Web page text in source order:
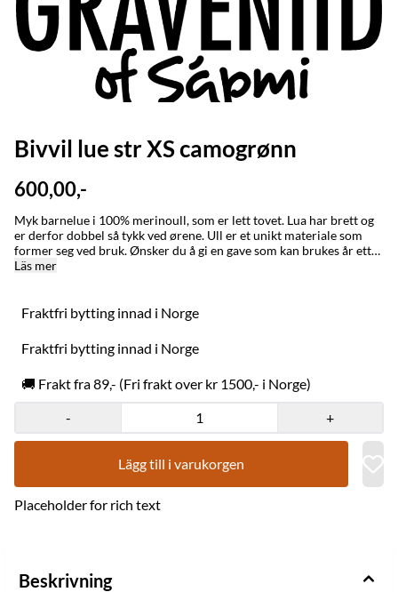
Bivvil lue str XS camogrønn
600,00,-
Myk barnelue i 100% merinoull, som er lett tovet. Lua har brett og
er derfor dobbel så tykk ved ørene. Ull er et unikt materiale som
former seg ved bruk. Ønsker du å gi en gave som kan brukes år etter
år så anbefaler vi denne på det varmeste. Ull har den
48-50 cm) 2-5 år / jagi (ca 50-52 cm) XS, fra 6 år (ca 53-54 cm)
Small (ca 54-55 cm) Lua er tettsittende. Ønsker du en løs og romslig
lue bør du gå opp en størrelse. Ullplagg former seg ved bruk.
Plagget tåler å strekkes dersom det føles stramt. MADE IN / LAGET
dyr. Bivvil er et nordsamisk ord for en person som holder varmen
godt. Ordet brukes også om klær som får en til å holde seg varm.
VASK: Ull er et naturmateriale og renser seg selv, håndvask ved
behov. Kan vaskes i maskinen på ullprogram, sett temperaturen
ned til 20 grader. Om du ønsker plagget mindre/tightere sett
ullprogrammet på 30 grader. Bruk ullvaskemiddel. Strekkes/formes
og tørkes flatt etter vask. Plagget vil krympe i tørketrommelen.
Mánáid/nuoraid Bivvil gahpir mas lea máhcci. 100% merinoullu.
Duhppejuvvon. Ovttaivnnat gahpir mas lea Graveniid mearka
Álttás . Mearka mii dáhkkida ahte Graveniid lea duddjon buktaga,
Läs mer
Fraktfri bytting innad i Norge
Fraktfri bytting innad i Norge
🚚 Frakt fra 89,- (Fri frakt over kr 1500,- i Norge)
-
+
Lägg till i varukorgen
Placeholder for rich text
Beskrivning